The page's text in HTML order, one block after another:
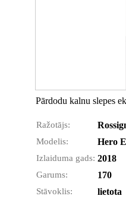
Pārdodu kalnu slepes
Ražotājs:
Modelis: Hero
Izlaiduma gads: 2018
Garums: 170
Stāvoklis: lietota